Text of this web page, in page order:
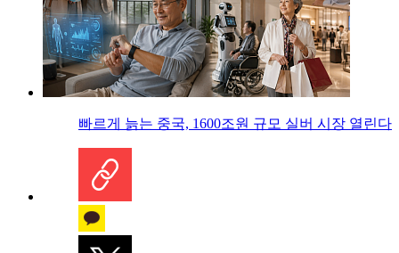
빠르게 늙는 중국, 1600조원 규모 실버 시장 열린다